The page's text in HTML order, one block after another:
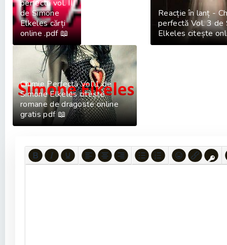
perfectă vol. II
de Simone
Elkeles cărți
online .pdf 📖
Reacție în lanț -
perfectă Vol. 3 de
Elkeles citește
Chimie Perfectă Vol 1 de
Simone Elkeles citește
romane de dragoste online
gratis pdf 📖